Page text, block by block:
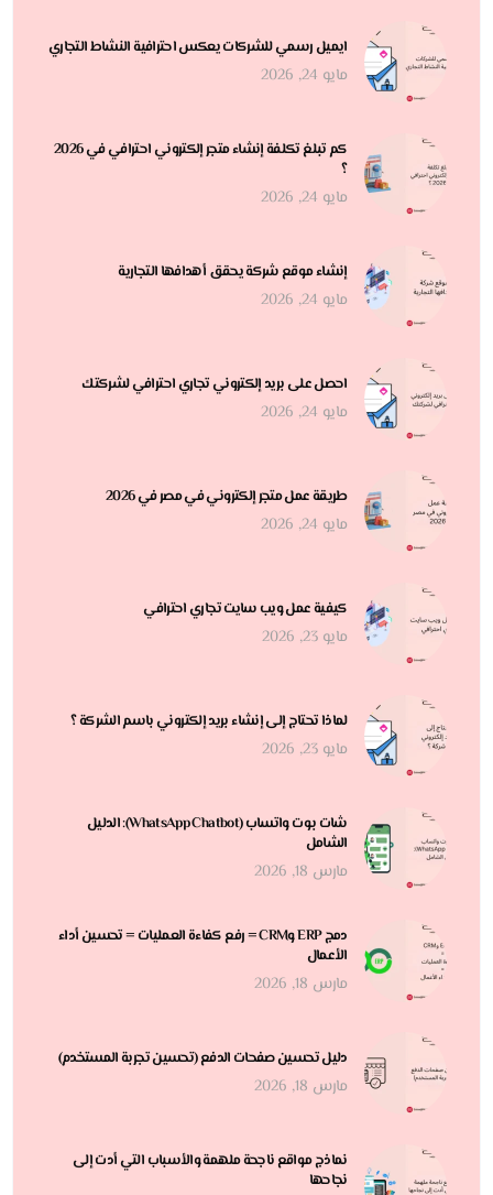
ايميل رسمي للشركات يعكس احترافية النشاط التجاري
مايو 24, 2026
كم تبلغ تكلفة إنشاء متجر إلكتروني احترافي في 2026
؟
مايو 24, 2026
إنشاء موقع شركة يحقق أهدافها التجارية
مايو 24, 2026
احصل على بريد إلكتروني تجاري احترافي لشركتك
مايو 24, 2026
طريقة عمل متجر إلكتروني في مصر في 2026
مايو 24, 2026
كيفية عمل ويب سايت تجاري احترافي
مايو 23, 2026
لماذا تحتاج إلى إنشاء بريد إلكتروني باسم الشركة ؟
مايو 23, 2026
شات بوت واتساب (WhatsApp Chatbot): الدليل
الشامل
مارس 18, 2026
دمج ERP وCRM = رفع كفاءة العمليات = تحسين أداء
الأعمال
مارس 18, 2026
دليل تحسين صفحات الدفع (تحسين تجربة المستخدم)
مارس 18, 2026
نماذج مواقع ناجحة ملهمة والأسباب التي أدت إلى
نجاحها